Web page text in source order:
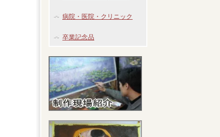
病院・医院・クリニック
卒業記念品